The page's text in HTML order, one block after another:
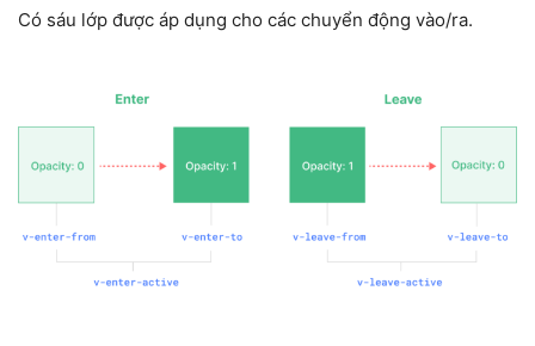
Có sáu lớp được áp dụng cho các chuyển động vào/ra.